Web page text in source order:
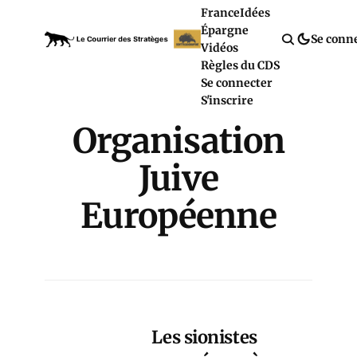
FranceIdées
Épargne
Vidéos
Règles du CDS
Se connecter
S'inscrire
Se
Organisation
Juive
Européenne
Les sionistes